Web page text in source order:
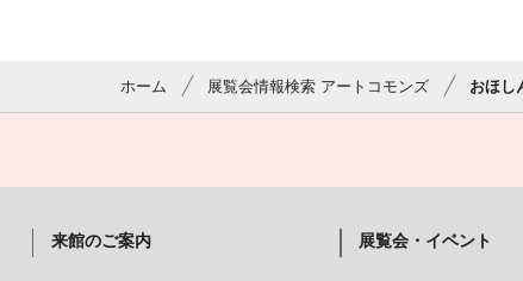
ホーム 展覧会情報検索 アートコモンズ おほし
来館のご案内 展覧会・イベント